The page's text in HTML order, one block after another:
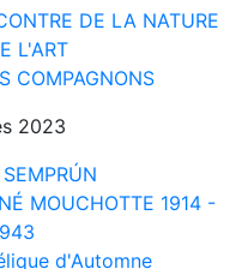
DE LA NATURE
L'ART
COMPAGNONS
2023
MOUCHOTTE 1914 -
d'Automne